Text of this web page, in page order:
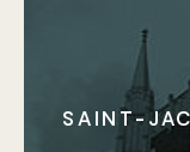
SAINT-